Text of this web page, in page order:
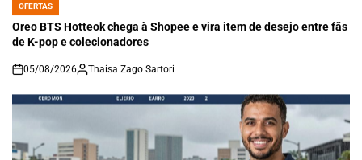
POSTED
IN
OFERTAS
Oreo BTS Hotteok chega à Shopee e vira item de desejo entre fãs
de K-pop e colecionadores
on
05/08/2026 Thaisa Zago Sartori